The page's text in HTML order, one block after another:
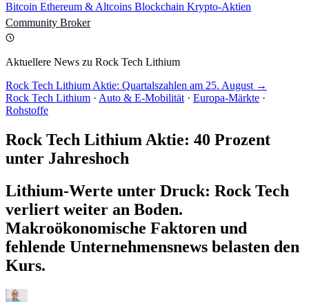
Bitcoin Ethereum & Altcoins Blockchain Krypto-Aktien
Community Broker
Aktuellere News zu Rock Tech Lithium
Rock Tech Lithium Aktie: Quartalszahlen am 25. August →
Rock Tech Lithium · Auto & E-Mobilität · Europa-Märkte ·
Rohstoffe
Rock Tech Lithium Aktie: 40 Prozent
unter Jahreshoch
Lithium-Werte unter Druck: Rock Tech
verliert weiter an Boden.
Makroökonomische Faktoren und
fehlende Unternehmensnews belasten den
Kurs.